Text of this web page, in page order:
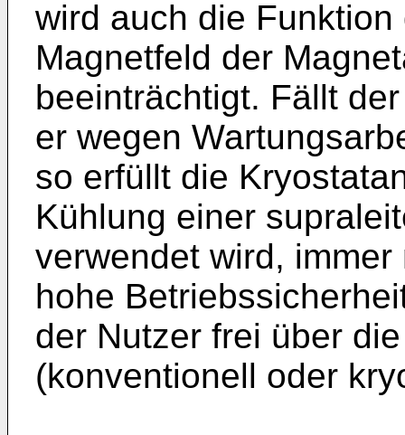
wird auch die
Magnetfeld der
beeinträchtigt. Fällt
er wegen
so erfüllt die
Kühlung einer
verwendet wird,
hohe
der Nutzer frei über
(konventionell oder